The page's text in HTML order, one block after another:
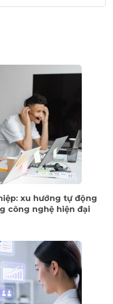
xu hướng tự động
công nghệ hiện đại